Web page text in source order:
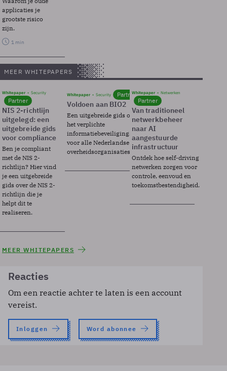
applicaties je
grootste risico
zijn.
1 min
MEER WHITEPAPERS
Whitepaper Security
Partner
NIS 2-richtlijn
uitgelegd: een
uitgebreide gids
voor compliance
Ben je compliant
met de NIS 2-
richtlijn? Hier vind
je een uitgebreide
gids over de NIS 2-
richtlijn die je
helpt dit te
realiseren.
Whitepaper Security Partner
Voldoen aan BIO2
Een uitgebreide gids over BIO2,
het verplichte
informatiebeveiligingsframework
voor alle Nederlandse
overheidsorganisaties.
Whitepaper Netwerken
Partner
Van traditioneel
netwerkbeheer
naar AI
aangestuurde
infrastructuur
Ontdek hoe self-driving
netwerken zorgen voor
controle, eenvoud en
toekomstbestendigheid.
MEER WHITEPAPERS
Reacties
Om een reactie achter te laten is een account
vereist.
Inloggen Word abonnee